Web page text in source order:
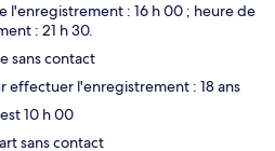
l'enregistrement : 16 h 00 ; heure de
: 21 h 30.
sans contact
effectuer l'enregistrement : 18 ans
10 h 00
sans contact